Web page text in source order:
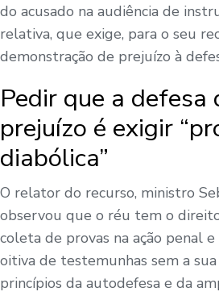
do acusado na audiência de
relativa, que exige, para o seu
demonstração de prejuízo à
Pedir que a defesa
prejuízo é exigir
diabólica”
O relator do recurso, ministro
observou que o réu tem o
coleta de provas na ação penal
oitiva de testemunhas sem a
princípios da autodefesa e da